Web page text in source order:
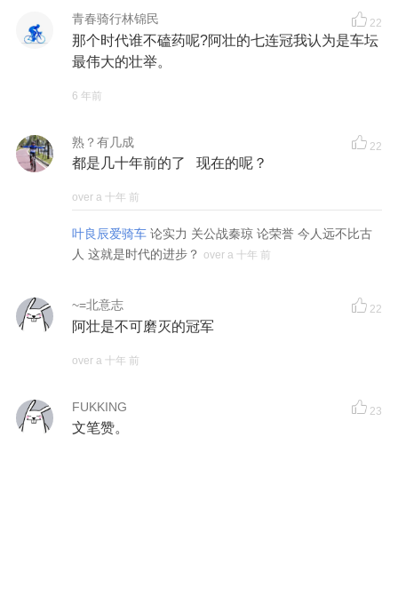
青春骑行林锦民 22
那个时代谁不磕药呢?阿壮的七连冠我认为是车坛
最伟大的壮举。
6 年前
熟？有几成 22
都是几十年前的了 现在的呢？
over a 十年 前
叶良辰爱骑车 论实力 关公战秦琼 论荣誉 今人远不比古
人 这就是时代的进步？ over a 十年 前
~=北意志 22
阿壮是不可磨灭的冠军
over a 十年 前
FUKKING 23
文笔赞。